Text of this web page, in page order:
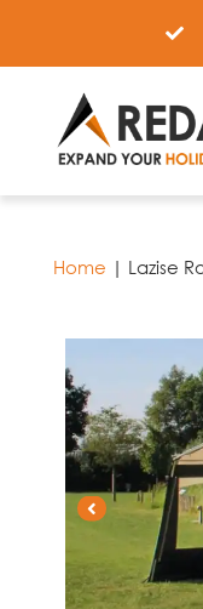
Home | Lazise